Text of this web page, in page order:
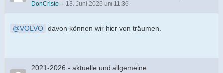
DonCristo 13. Juni 2026 um 11:36
VOLVO davon können wir hier von träumen.
2021-2026 - aktuelle und allgemeine